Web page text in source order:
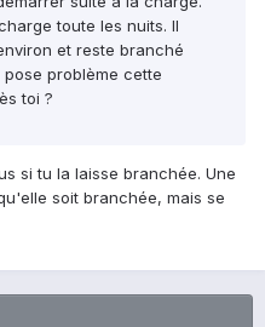
toute les nuits. Il
et reste branché
problème cette
toi ?
si tu la laisse branchée. Une
soit branchée, mais se